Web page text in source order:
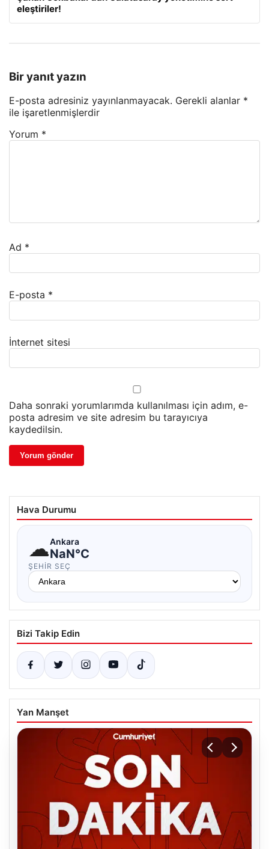
eleştiriler!
Bir yanıt yazın
E-posta adresiniz yayınlanmayacak. Gerekli alanlar *
ile işaretlenmişlerdir
Yorum *
Ad *
E-posta *
İnternet sitesi
Daha sonraki yorumlarımda kullanılması için adım, e-
posta adresim ve site adresim bu tarayıcıya
kaydedilsin.
Hava Durumu
☁Ankara
NaN°C
ŞEHIR SEÇ
Bizi Takip Edin
Yan Manşet